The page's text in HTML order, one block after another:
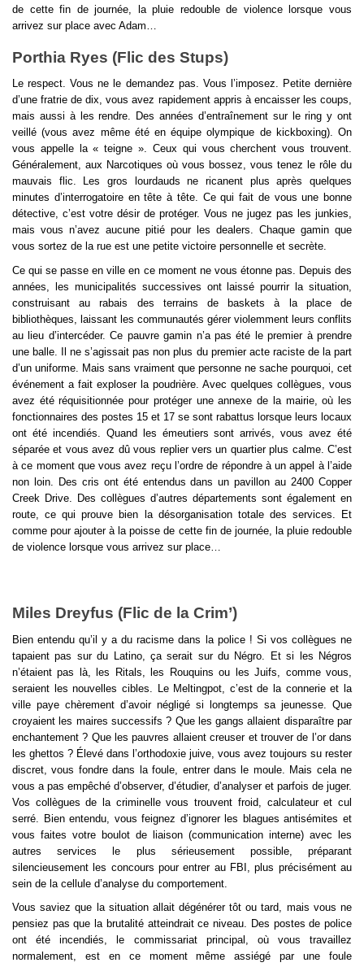
de cette fin de journée, la pluie redouble de violence lorsque vous
arrivez sur place avec Adam…
Porthia Ryes (Flic des Stups)
Le respect. Vous ne le demandez pas. Vous l’imposez. Petite dernière
d’une fratrie de dix, vous avez rapidement appris à encaisser les coups,
mais aussi à les rendre. Des années d’entraînement sur le ring y ont
veillé (vous avez même été en équipe olympique de kickboxing). On
vous appelle la « teigne ». Ceux qui vous cherchent vous trouvent.
Généralement, aux Narcotiques où vous bossez, vous tenez le rôle du
mauvais flic. Les gros lourdauds ne ricanent plus après quelques
minutes d’interrogatoire en tête à tête. Ce qui fait de vous une bonne
détective, c’est votre désir de protéger. Vous ne jugez pas les junkies,
mais vous n’avez aucune pitié pour les dealers. Chaque gamin que
vous sortez de la rue est une petite victoire personnelle et secrète.
Ce qui se passe en ville en ce moment ne vous étonne pas. Depuis des
années, les municipalités successives ont laissé pourrir la situation,
construisant au rabais des terrains de baskets à la place de
bibliothèques, laissant les communautés gérer violemment leurs conflits
au lieu d’intercéder. Ce pauvre gamin n’a pas été le premier à prendre
une balle. Il ne s’agissait pas non plus du premier acte raciste de la part
d’un uniforme. Mais sans vraiment que personne ne sache pourquoi, cet
événement a fait exploser la poudrière. Avec quelques collègues, vous
avez été réquisitionnée pour protéger une annexe de la mairie, où les
fonctionnaires des postes 15 et 17 se sont rabattus lorsque leurs locaux
ont été incendiés. Quand les émeutiers sont arrivés, vous avez été
séparée et vous avez dû vous replier vers un quartier plus calme. C’est
à ce moment que vous avez reçu l’ordre de répondre à un appel à l’aide
non loin. Des cris ont été entendus dans un pavillon au 2400 Copper
Creek Drive. Des collègues d’autres départements sont également en
route, ce qui prouve bien la désorganisation totale des services. Et
comme pour ajouter à la poisse de cette fin de journée, la pluie redouble
de violence lorsque vous arrivez sur place…
Miles Dreyfus (Flic de la Crim’)
Bien entendu qu’il y a du racisme dans la police ! Si vos collègues ne
tapaient pas sur du Latino, ça serait sur du Négro. Et si les Négros
n’étaient pas là, les Ritals, les Rouquins ou les Juifs, comme vous,
seraient les nouvelles cibles. Le Meltingpot, c’est de la connerie et la
ville paye chèrement d’avoir négligé si longtemps sa jeunesse. Que
croyaient les maires successifs ? Que les gangs allaient disparaître par
enchantement ? Que les pauvres allaient creuser et trouver de l’or dans
les ghettos ? Élevé dans l’orthodoxie juive, vous avez toujours su rester
discret, vous fondre dans la foule, entrer dans le moule. Mais cela ne
vous a pas empêché d’observer, d’étudier, d’analyser et parfois de juger.
Vos collègues de la criminelle vous trouvent froid, calculateur et cul
serré. Bien entendu, vous feignez d’ignorer les blagues antisémites et
vous faites votre boulot de liaison (communication interne) avec les
autres services le plus sérieusement possible, préparant
silencieusement les concours pour entrer au FBI, plus précisément au
sein de la cellule d’analyse du comportement.
Vous saviez que la situation allait dégénérer tôt ou tard, mais vous ne
pensiez pas que la brutalité atteindrait ce niveau. Des postes de police
ont été incendiés, le commissariat principal, où vous travaillez
normalement, est en ce moment même assiégé par une foule